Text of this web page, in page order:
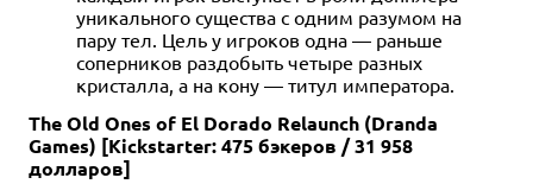
уникального существа с одним разумом на
пару тел. Цель у игроков одна — раньше
соперников раздобыть четыре разных
кристалла, а на кону — титул императора.
The Old Ones of El Dorado Relaunch (Dranda
Games) [Kickstarter: 475 бэкеров / 31 958
долларов]